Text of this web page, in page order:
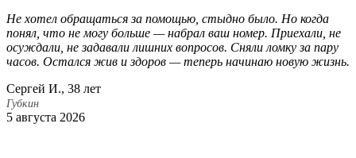
Не хотел обращаться за помощью, стыдно было. Но когда
понял, что не могу больше — набрал ваш номер. Приехали, не
осуждали, не задавали лишних вопросов. Сняли ломку за пару
часов. Остался жив и здоров — теперь начинаю новую жизнь.
Сергей И., 38 лет
Губкин
5 августа 2026